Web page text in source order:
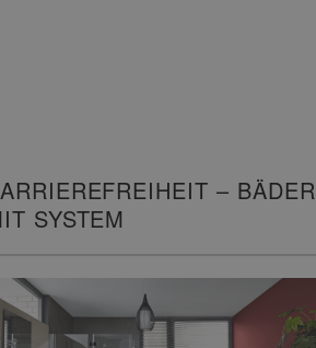
– BÄDER
SYSTEM